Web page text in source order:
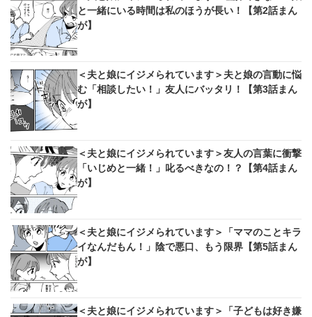
と一緒にいる時間は私のほうが長い！【第2話まん
が】
＜夫と娘にイジメられています＞夫と娘の言動に悩
む「相談したい！」友人にバッタリ！【第3話まん
が】
＜夫と娘にイジメられています＞友人の言葉に衝撃
「いじめと一緒！」叱るべきなの！？【第4話まん
が】
＜夫と娘にイジメられています＞「ママのことキラ
イなんだもん！」陰で悪口、もう限界【第5話まん
が】
＜夫と娘にイジメられています＞「子どもは好き嫌